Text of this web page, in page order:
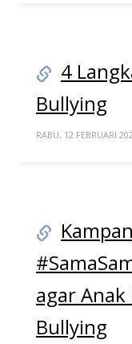
4
Bullying
RABU, 12 FEBRUARI
agar Anak
Bullying